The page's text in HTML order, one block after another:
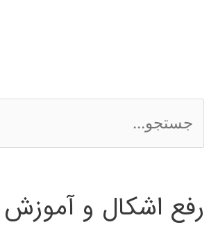
س
ج
رفع اشکال و آموزش